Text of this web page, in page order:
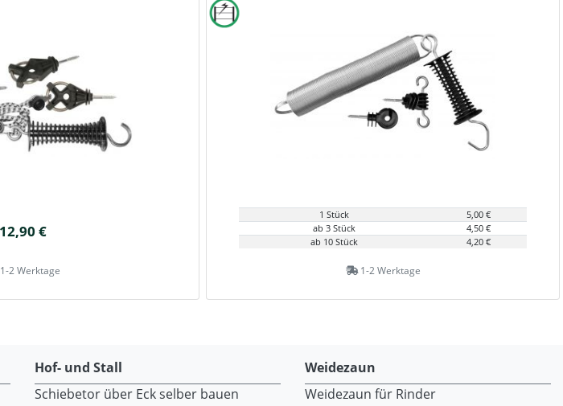
12,90 €
2 Werktage
1 Stück
5,00 €
ab 3 Stück
4,50 €
ab 10 Stück
4,20 €
1-2 Werktage
Hof- und Stall
Schiebetor über Eck selber bauen
Weidezaun
Weidezaun für Rinder